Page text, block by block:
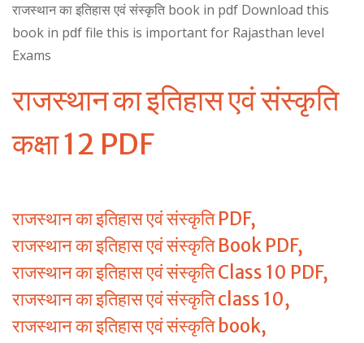
राजस्थान का इतिहास एवं संस्कृति book in pdf Download this
book in pdf file this is important for Rajasthan level
Exams
राजस्थान का इतिहास एवं संस्कृति
कक्षा 12 PDF
राजस्थान का इतिहास एवं संस्कृति PDF,
राजस्थान का इतिहास एवं संस्कृति Book PDF,
राजस्थान का इतिहास एवं संस्कृति Class 10 PDF,
राजस्थान का इतिहास एवं संस्कृति class 10,
राजस्थान का इतिहास एवं संस्कृति book,